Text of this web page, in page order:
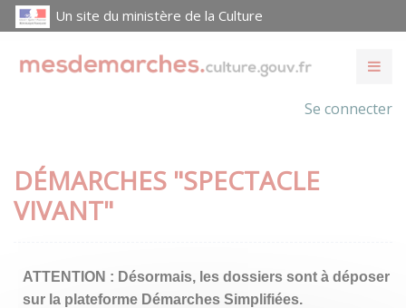
Un site du ministère de la Culture
Se connecter
DÉMARCHES "SPECTACLE
VIVANT"
ATTENTION : Désormais, les dossiers sont à déposer
sur la plateforme Démarches Simplifiées.